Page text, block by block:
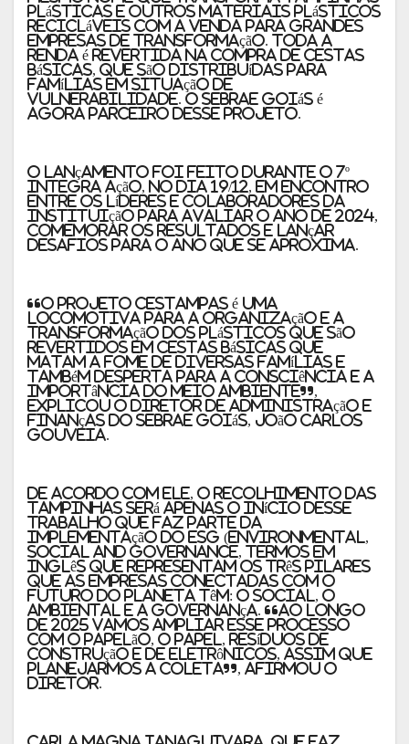
plásticas e outros materiais plásticos
recicláveis com a venda para grandes
empresas de transformação. Toda a
renda é revertida na compra de cestas
básicas, que são distribuídas para
famílias em situação de
vulnerabilidade. O Sebrae Goiás é
agora parceiro desse projeto.
O lançamento foi feito durante o 7º
Integra Ação, no dia 19/12, em encontro
entre os líderes e colaboradores da
instituição para avaliar o ano de 2024,
comemorar os resultados e lançar
desafios para o ano que se aproxima.
“O Projeto Cestampas é uma
locomotiva para a organização e a
transformação dos plásticos que são
revertidos em cestas básicas que
matam a fome de diversas famílias e
também desperta para a consciência e a
importância do meio ambiente”,
explicou o diretor de Administração e
Finanças do Sebrae Goiás, João Carlos
Gouveia.
De acordo com ele, o recolhimento das
tampinhas será apenas o início desse
trabalho que faz parte da
implementação do ESG (Environmental,
Social and Governance, termos em
inglês que representam os três pilares
que as empresas conectadas com o
futuro do planeta têm: o Social, o
Ambiental e a Governança. “Ao longo
de 2025 vamos ampliar esse processo
com o papelão, o papel, resíduos de
construção e de eletrônicos, assim que
planejarmos a coleta”, afirmou o
diretor.
Carla Magna Ianaguivara, que faz